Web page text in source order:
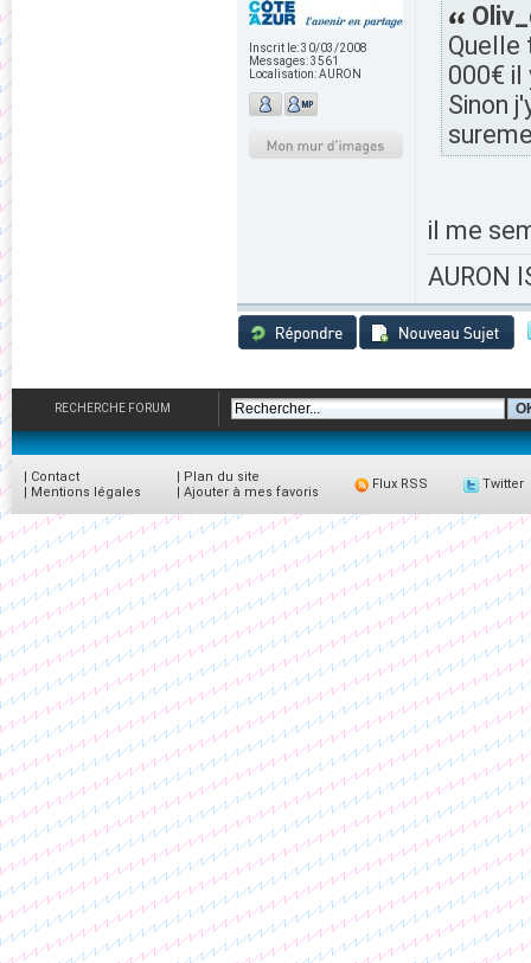
Inscrit le:30/03/2008
Messages:3561
Localisation:AURON
Quelle
000€ il
Sinon
il me
AURON
RECHERCHE FORUM
| Contact
| Mentions légales
| Plan du site
| Ajouter à mes favoris
Flux RSS Twitter